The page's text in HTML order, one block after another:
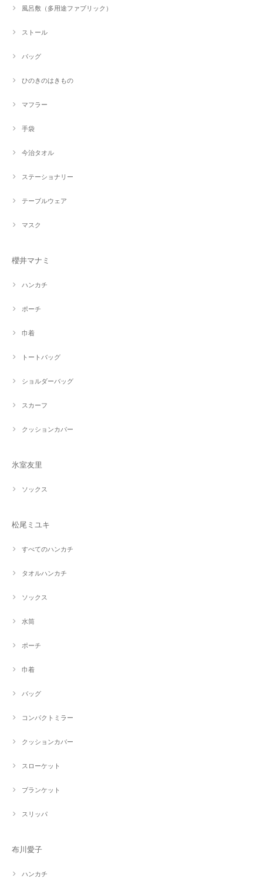
風呂敷（多用途ファブリック）
ストール
バッグ
ひのきのはきもの
マフラー
手袋
今治タオル
ステーショナリー
テーブルウェア
マスク
櫻井マナミ
ハンカチ
ポーチ
巾着
トートバッグ
ショルダーバッグ
スカーフ
クッションカバー
氷室友里
ソックス
松尾ミユキ
すべてのハンカチ
タオルハンカチ
ソックス
水筒
ポーチ
巾着
バッグ
コンパクトミラー
クッションカバー
スローケット
ブランケット
スリッパ
布川愛子
ハンカチ